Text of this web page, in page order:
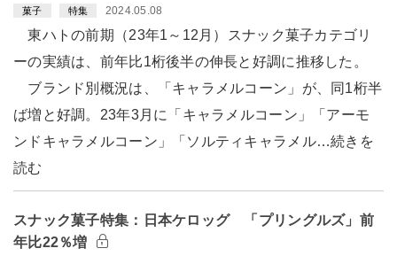
菓子 特集 2024.05.08
東ハトの前期（23年1～12月）スナック菓子カテゴリ
ーの実績は、前年比1桁後半の伸長と好調に推移した。
ブランド別概況は、「キャラメルコーン」が、同1桁半
ば増と好調。23年3月に「キャラメルコーン」「アーモ
ンドキャラメルコーン」「ソルティキャラメル…続きを
読む
スナック菓子特集：日本ケロッグ 「プリングルズ」前
年比22％増